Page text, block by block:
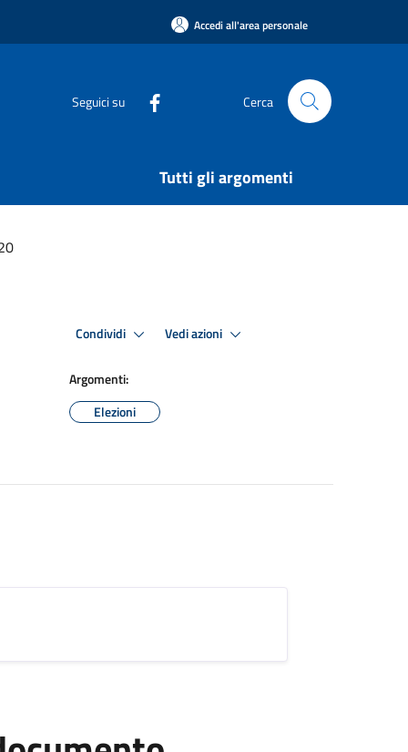
Accedi all'area personale
Seguici su Cerca
Tutti gli argomenti
Condividi Vedi azioni
Argomenti:
Elezioni